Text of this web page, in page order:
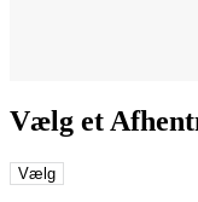
Vælg et
Vælg